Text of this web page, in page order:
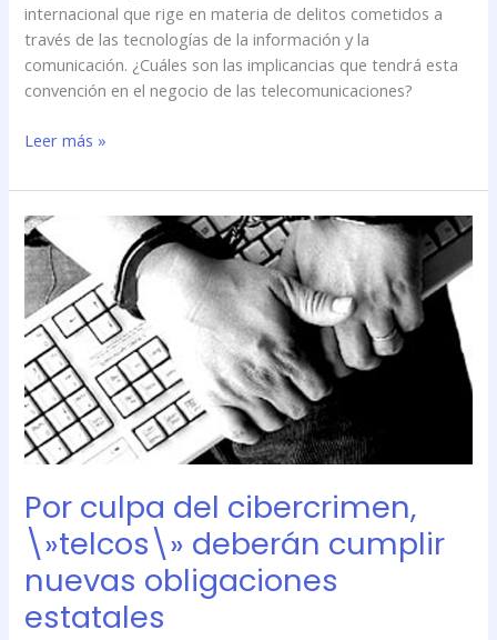
internacional que rige en materia de delitos cometidos a
través de las tecnologías de la información y la
comunicación. ¿Cuáles son las implicancias que tendrá esta
convención en el negocio de las telecomunicaciones?
Leer más »
Por culpa del cibercrimen,
\»telcos\» deberán cumplir
nuevas obligaciones
estatales
Por
culpa
del
cibercrimen,
\»telcos\»
deberán
cumplir
nuevas
obligaciones
estatales